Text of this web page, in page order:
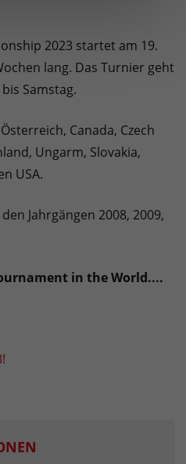
2023 startet am 19.
lang. Das Turnier geht
Samstag.
Canada, Czech
Ungarm, Slovakia,
USA.
Jahrgängen 2008, 2009,
in the World....